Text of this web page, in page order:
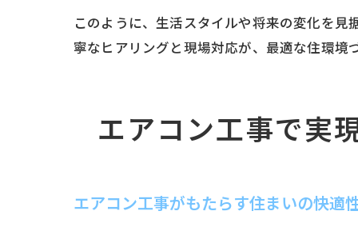
このように、生活スタイルや将来の変化を
寧なヒアリングと現場対応が、最適な住環境
エアコン工事で実
エアコン工事がもたらす住まいの快適